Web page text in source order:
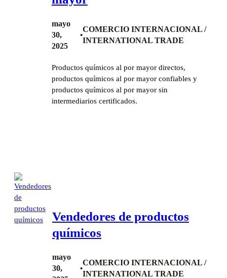
mayo
30,
2025
•
COMERCIO INTERNACIONAL /
INTERNATIONAL TRADE
Productos químicos al por mayor directos,
productos químicos al por mayor confiables y
productos químicos al por mayor sin
intermediarios certificados.
Vendedores de productos
químicos
mayo
30,
•
COMERCIO INTERNACIONAL /
INTERNATIONAL TRADE